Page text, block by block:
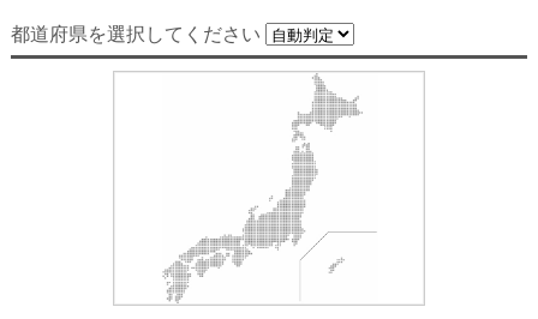
都道府県を選択してください